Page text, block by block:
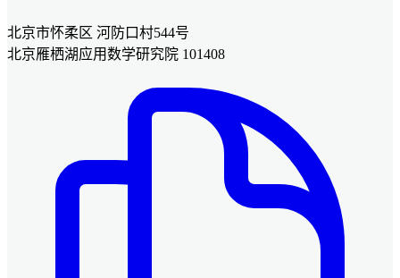
北京市怀柔区 河防口村544号
北京雁栖湖应用数学研究院 101408